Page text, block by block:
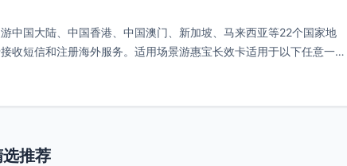
中国大陆、中国香港、中国澳门、新加坡、马来西亚等22个国家地
收短信和注册海外服务。适用场景游惠宝长效卡适用于以下任意一种
推荐